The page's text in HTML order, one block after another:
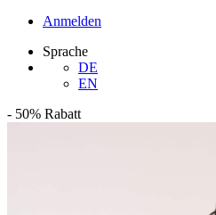
Anmelden
Sprache
DE
EN
- 50% Rabatt